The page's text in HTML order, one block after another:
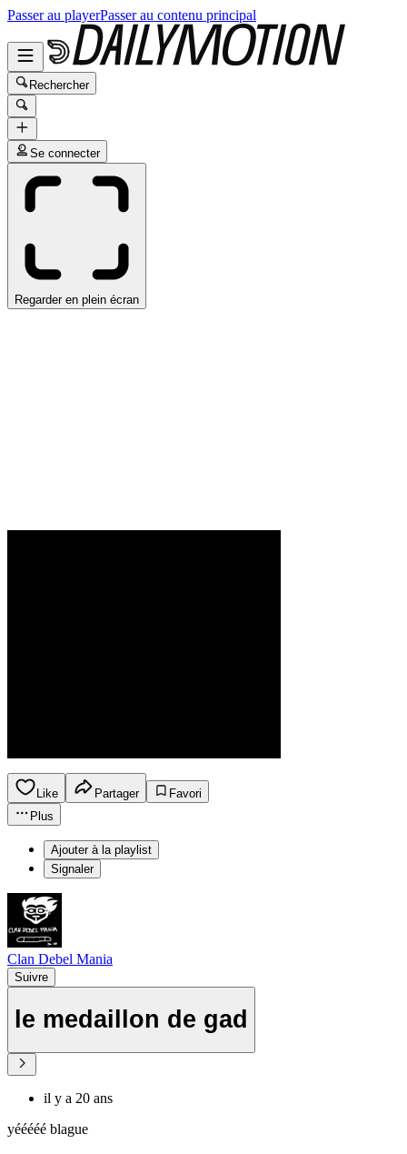
Passer au playerPasser au contenu principal
Rechercher
Se connecter
Regarder en plein écran
Like Partager
Favori
Plus
Ajouter à la playlist
Signaler
Clan Debel Mania
Suivre
le medaillon de gad
il y a 20 ans
yééééé blague